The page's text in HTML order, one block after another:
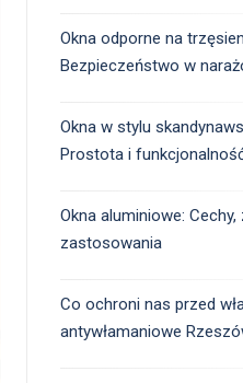
Okna odporne na
Bezpieczeństwo w
Okna w stylu
Prostota i
Okna aluminiowe: Cechy,
zastosowania
Co ochroni nas przed
antywłamaniowe